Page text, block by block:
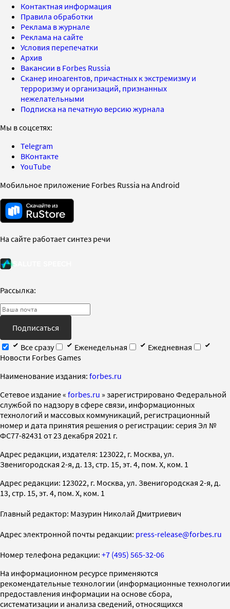
Контактная информация
Правила обработки
Реклама в журнале
Реклама на сайте
Условия перепечатки
Архив
Вакансии в Forbes Russia
Сканер иноагентов, причастных к экстремизму и
терроризму и организаций, признанных
нежелательными
Подписка на печатную версию журнала
Мы в соцсетях:
Telegram
ВКонтакте
YouTube
Мобильное приложение Forbes Russia на Android
На сайте работает синтез речи
Рассылка:
Подписаться
Все сразу
Еженедельная
Ежедневная
Новости Forbes Games
Наименование издания: forbes.ru
Cетевое издание « forbes.ru » зарегистрировано Федеральной
службой по надзору в сфере связи, информационных
технологий и массовых коммуникаций, регистрационный
номер и дата принятия решения о регистрации: серия Эл №
ФС77-82431 от 23 декабря 2021 г.
Адрес редакции, издателя: 123022, г. Москва, ул.
Звенигородская 2-я, д. 13, стр. 15, эт. 4, пом. X, ком. 1
Адрес редакции: 123022, г. Москва, ул. Звенигородская 2-я, д.
13, стр. 15, эт. 4, пом. X, ком. 1
Главный редактор: Мазурин Николай Дмитриевич
Адрес электронной почты редакции: press-release@forbes.ru
Номер телефона редакции: +7 (495) 565-32-06
На информационном ресурсе применяются
рекомендательные технологии (информационные технологии
предоставления информации на основе сбора,
систематизации и анализа сведений, относящихся